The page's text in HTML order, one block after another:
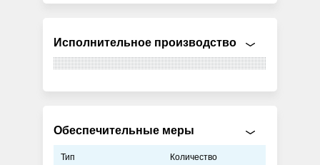
Исполнительное производство
Обеспечительные меры
Тип Количество